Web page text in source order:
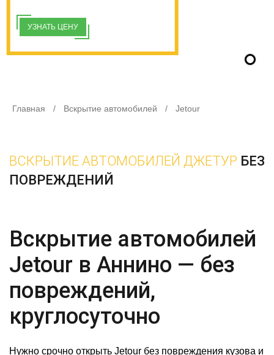
УЗНАТЬ ЦЕНУ
Главная / Вскрытие автомобилей / Jetour
ВСКРЫТИЕ АВТОМОБИЛЕЙ ДЖЕТУР БЕЗ
ПОВРЕЖДЕНИЙ
Вскрытие автомобилей
Jetour в Аннино — без
повреждений,
круглосуточно
Нужно срочно открыть Jetour без повреждения кузова и